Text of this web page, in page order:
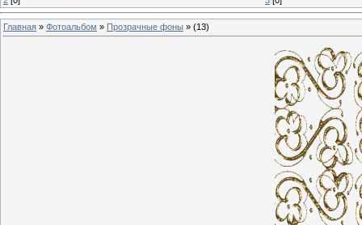
Главная » Фотоальбом » Прозрачные фоны » (13)